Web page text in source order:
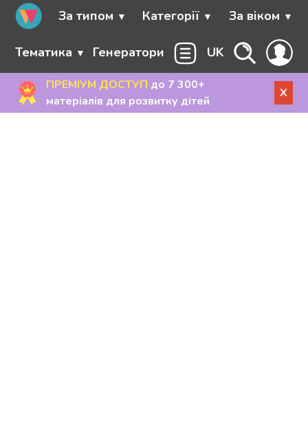
За типом Категорії За віком
Тематика Генератори UK
ПРЕМІУМ ДОСТУП до 7 300+
матеріалів для розвитку дітей
X